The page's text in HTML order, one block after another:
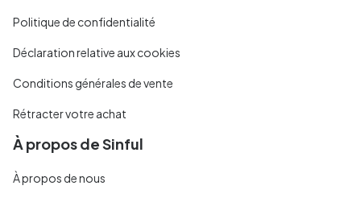
Politique de confidentialité
Déclaration relative aux cookies
Conditions générales de vente
Rétracter votre achat
À propos de Sinful
À propos de nous